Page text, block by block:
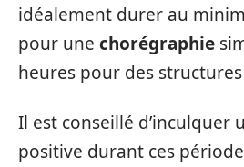
idéalement durer au
pour une chorégraphie
heures pour des
Il est conseillé d’inculquer
positive durant ces